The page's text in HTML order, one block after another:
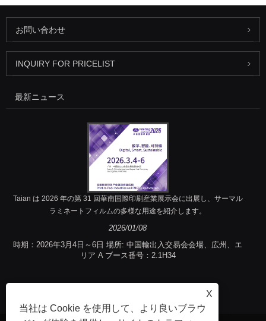
お問い合わせ
INQUIRY FOR PRICELIST
最新ニュース
Taian は 2026 年の第 31 回華南国際印刷産業展示会に出展し、サーマル
ラミネートフィルムの多様な用途を紹介します。
2026/01/08
時期：2026年3月4日～6日 場所: 中国輸出入交易会会場、広州、エ
リア A ブース番号：2.1H34
X
当社は Cookie を使用して、より良いブラウ